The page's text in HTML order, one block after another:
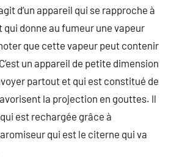
d’un appareil qui se rapproche à
qui donne au fumeur une vapeur
que cette vapeur peut contenir
un appareil de petite dimension
partout et qui est constitué de
la projection en gouttes. Il
est rechargée grâce à
qui est le citerne qui va